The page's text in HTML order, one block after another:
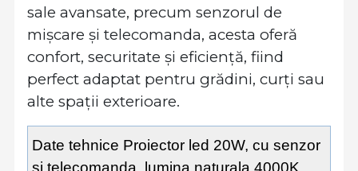
sale avansate, precum senzorul de
mișcare și telecomanda, acesta oferă
confort, securitate și eficiență, fiind
perfect adaptat pentru grădini, curți sau
alte spații exterioare.
Date tehnice Proiector led 20W, cu senzor
si telecomanda, lumina naturala 4000K,